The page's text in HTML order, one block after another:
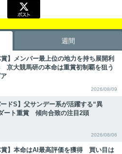
週間
賞】メンバー最上位の地力を持ち展開利
京大競馬研の本命は重賞初制覇を狙う
2026/08/09
ードS】父サンデー系が活躍する“異
ート重賞 傾向合致の注目2頭
2026/08/06
賞】本命はAI最高評価を獲得 買い目は